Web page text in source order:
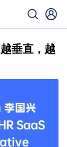
垂直，越